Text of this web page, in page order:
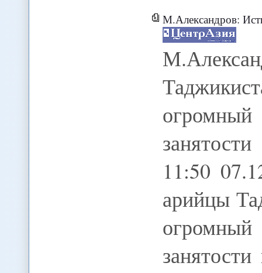
М.Александров: Истинные арийцы.
11:50
арийцы